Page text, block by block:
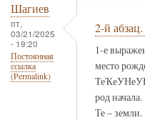
Шагиев
пт,
03/21/2025
- 19:20
Постоянная
ссылка
(Permalink)
2-й
1-е
место
род начала.
Те – земли.